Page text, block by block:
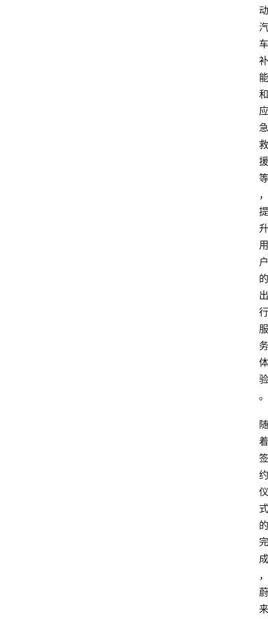
动
汽
车
补
能
和
应
急
救
援
等
，
提
升
用
户
的
出
行
服
务
体
验
。
随
着
签
约
仪
式
的
完
成
，
蔚
来